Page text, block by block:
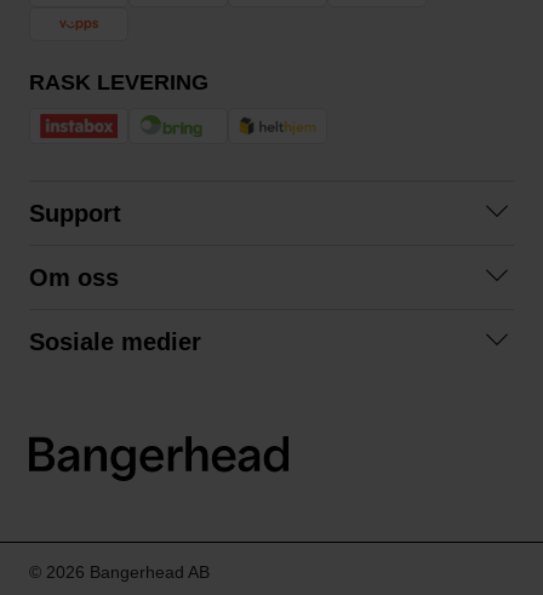
RASK LEVERING
Support
Kjøpsvilkår
Om oss
Sosiale medier
LinkedIn
© 2026 Bangerhead AB